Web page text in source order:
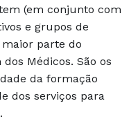
(em conjunto com
e grupos de
parte do
Médicos. São os
da formação
dos serviços para